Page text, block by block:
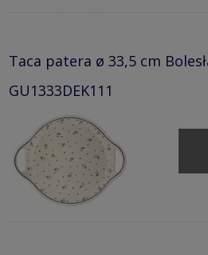
Taca patera ø 33,5 cm
GU1333DEK111